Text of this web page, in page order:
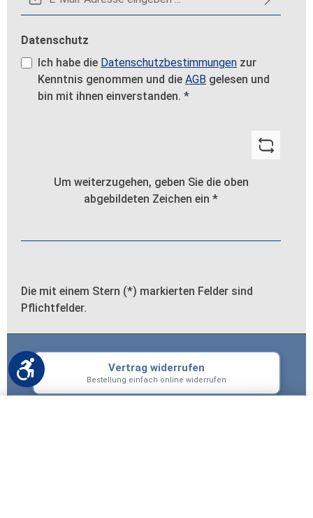
Datenschutz
Ich habe die Datenschutzbestimmungen zur
Kenntnis genommen und die AGB gelesen und
bin mit ihnen einverstanden. *
Um weiterzugehen, geben Sie die oben
abgebildeten Zeichen ein *
Die mit einem Stern (*) markierten Felder sind
Pflichtfelder.
Vertrag widerrufen
Bestellung einfach online widerrufen
Werkzeugleiste anzeigen